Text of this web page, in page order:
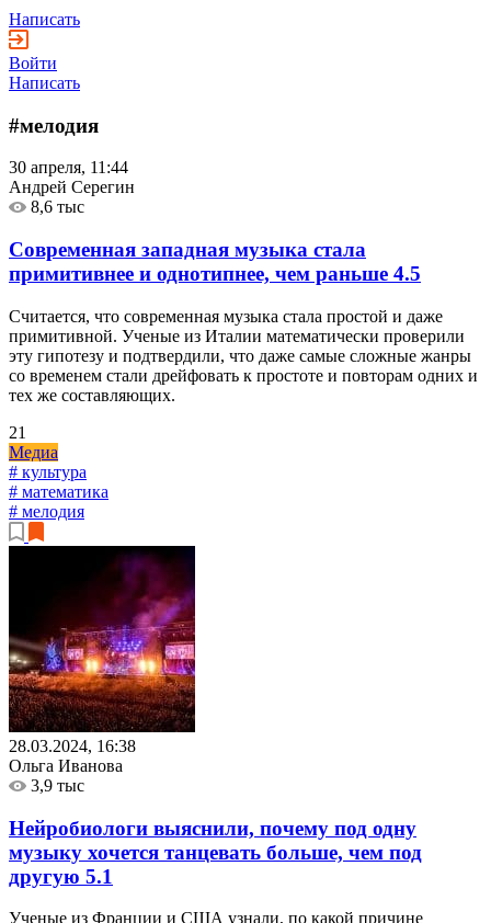
Написать
Войти
Написать
#мелодия
30 апреля, 11:44
Андрей Серегин
8,6 тыс
Современная западная музыка стала
примитивнее и однотипнее, чем раньше 4.5
Считается, что современная музыка стала простой и даже
примитивной. Ученые из Италии математически проверили
эту гипотезу и подтвердили, что даже самые сложные жанры
со временем стали дрейфовать к простоте и повторам одних и
тех же составляющих.
21
Медиа
# культура
# математика
# мелодия
28.03.2024, 16:38
Ольга Иванова
3,9 тыс
Нейробиологи выяснили, почему под одну
музыку хочется танцевать больше, чем под
другую 5.1
Ученые из Франции и США узнали, по какой причине